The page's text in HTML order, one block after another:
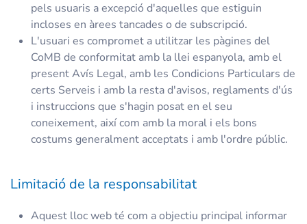
pels usuaris a excepció d'aquelles que estiguin
incloses en àrees tancades o de subscripció.
L'usuari es compromet a utilitzar les pàgines del
CoMB de conformitat amb la llei espanyola, amb el
present Avís Legal, amb les Condicions Particulars de
certs Serveis i amb la resta d'avisos, reglaments d'ús
i instruccions que s'hagin posat en el seu
coneixement, així com amb la moral i els bons
costums generalment acceptats i amb l'ordre públic.
Limitació de la responsabilitat
Aquest lloc web té com a objectiu principal informar